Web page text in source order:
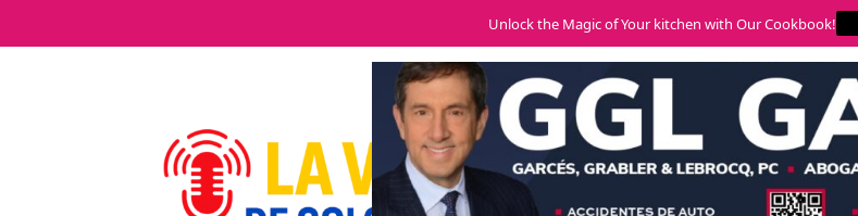
Unlock the Magic of Your kitchen with Our Cookbook!